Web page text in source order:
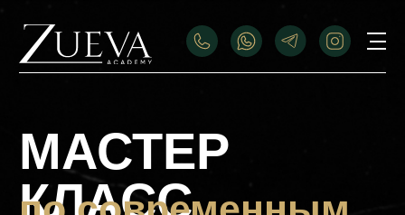
КЛАСС
по современным
стрижкам
Погрузитесь в мир современных
стрижек! На нашем мастер-классе вы
освоите актуальные техники и секреты